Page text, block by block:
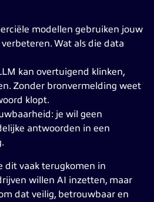
modellen gebruiken jouw
Wat als die data
kan overtuigend klinken,
Zonder bronvermelding weet
klopt.
je wil geen
antwoorden in een
dit vaak terugkomen in
willen AI inzetten, maar
dat veilig, betrouwbaar en